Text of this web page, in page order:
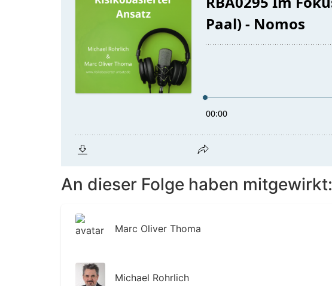
An dieser Folge haben mitgewirkt:
Marc Oliver Thoma
Michael Rohrlich